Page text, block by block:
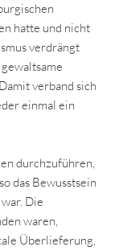
hatte und nicht
verdrängt
verband sich
einmal ein
durchzuführen,
das Bewusstsein
Die
waren,
Überlieferung,